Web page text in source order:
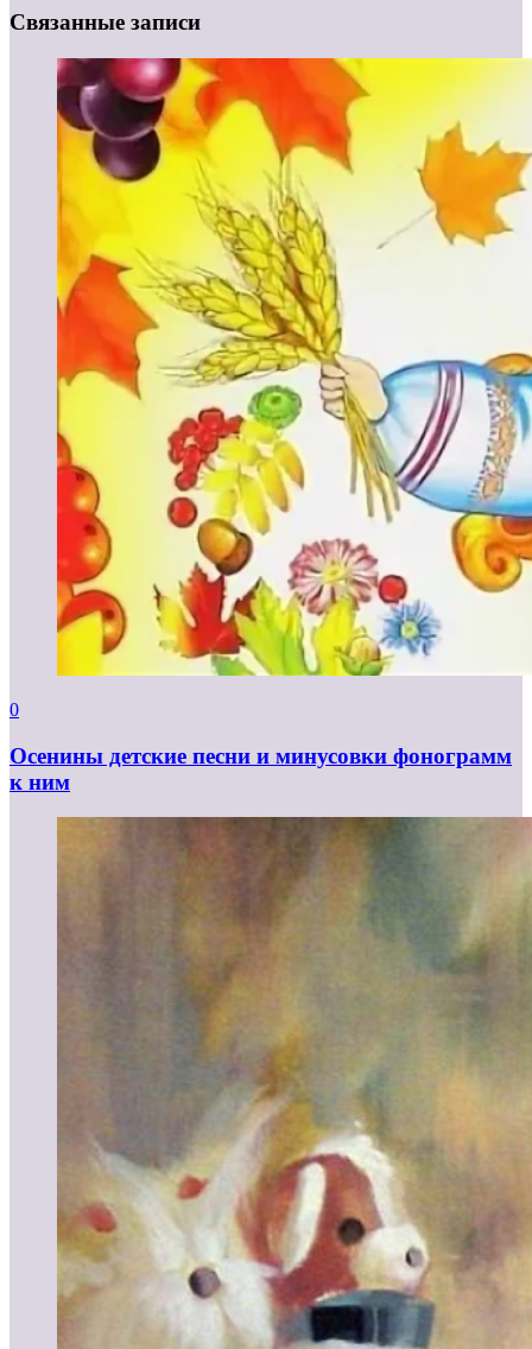
Связанные записи
0
Осенины детские песни и минусовки фонограмм
к ним